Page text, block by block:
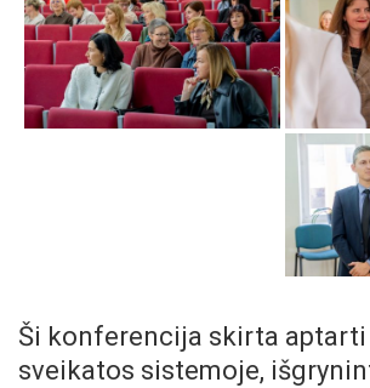
Ši konferencija skirta
sveikatos sistemoje,